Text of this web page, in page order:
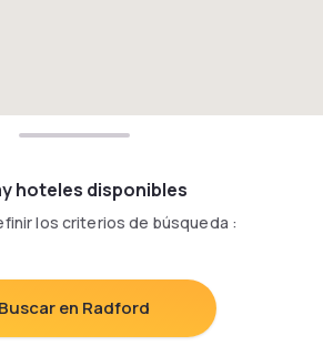
hoteles disponibles
los criterios de búsqueda :
Buscar en Radford